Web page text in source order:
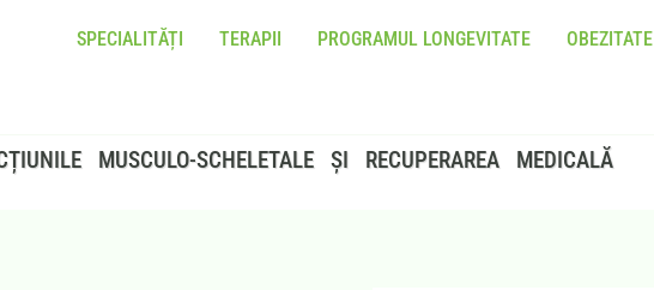
SPECIALITĂȚI TERAPII PROGRAMUL LONGEVITATE OBEZITATE
MUSCULO-SCHELETALE ȘI RECUPERAREA MEDICALĂ